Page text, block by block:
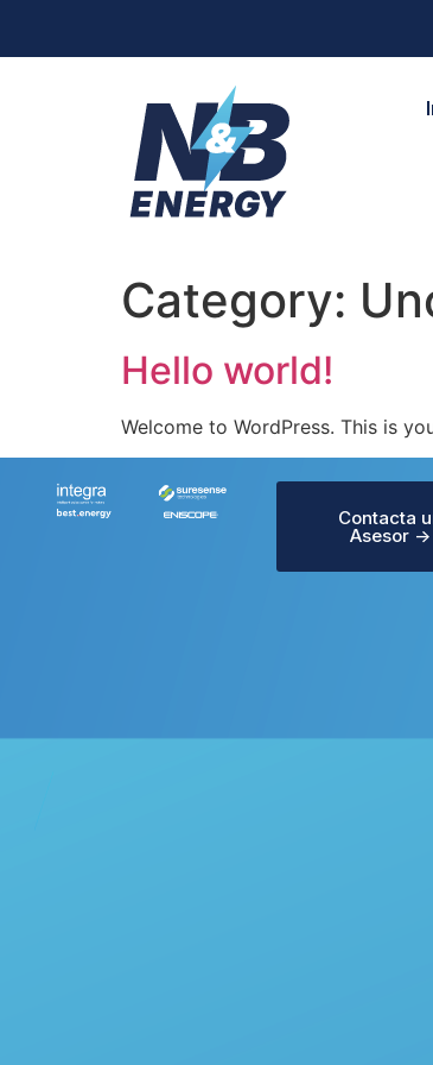
Category:
Hello world!
Welcome to WordPress. This is
Contacta
Asesor ->